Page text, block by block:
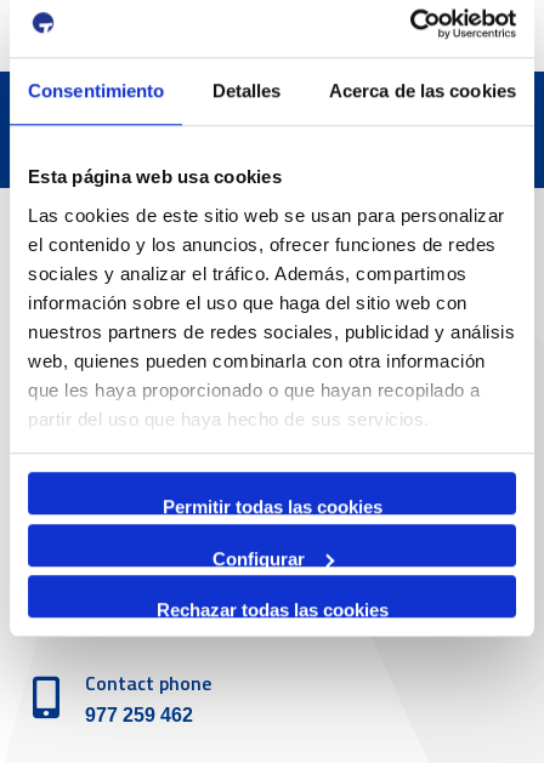
Consentimiento Detalles Acerca de las cookies
Esta página web usa cookies
Las cookies de este sitio web se usan para personalizar
el contenido y los anuncios, ofrecer funciones de redes
sociales y analizar el tráfico. Además, compartimos
información sobre el uso que haga del sitio web con
nuestros partners de redes sociales, publicidad y análisis
web, quienes pueden combinarla con otra información
que les haya proporcionado o que hayan recopilado a
partir del uso que haya hecho de sus servicios.
Permitir todas las cookies
Configurar
Rechazar todas las cookies
Contact
Adreça
Passeig de l'Escullera s/n, 43004 Tarragona
Contact number
Emergency
Customer service
Contact phone
977 259 462